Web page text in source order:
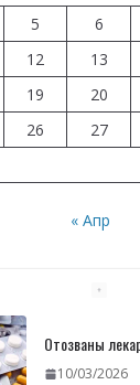
5 6
12 13
19 20
26 27
« Апр
Отозваны
10/03/2026